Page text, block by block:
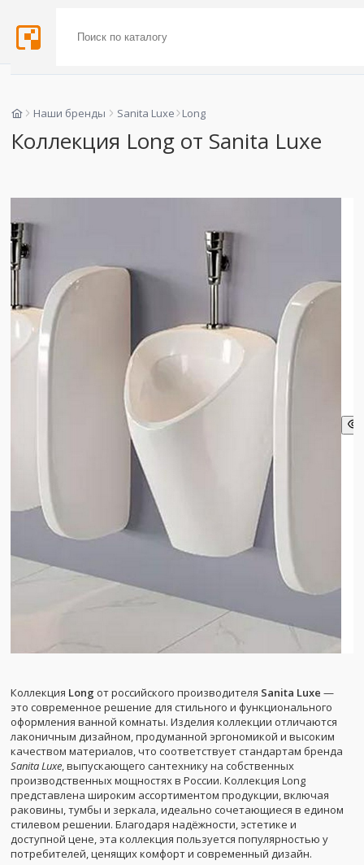
Наши бренды Sanita Luxe Long
Коллекция Long от Sanita Luxe
Коллекция Long от российского производителя Sanita Luxe —
это современное решение для стильного и функционального
оформления ванной комнаты. Изделия коллекции отличаются
лаконичным дизайном, продуманной эргономикой и высоким
качеством материалов, что соответствует стандартам бренда
Sanita Luxe , выпускающего сантехнику на собственных
производственных мощностях в России. Коллекция Long
представлена широким ассортиментом продукции, включая
раковины, тумбы и зеркала, идеально сочетающиеся в едином
стилевом решении. Благодаря надёжности, эстетике и
доступной цене, эта коллекция пользуется популярностью у
потребителей, ценящих комфорт и современный дизайн.